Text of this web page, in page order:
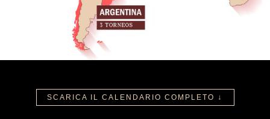
SCARICA IL CALENDARIO COMPLETO ↓